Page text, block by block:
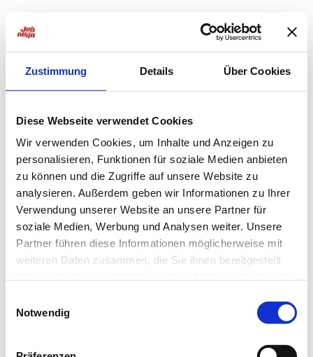
Zustimmung Details Über Cookies
Diese Webseite verwendet Cookies
Wir verwenden Cookies, um Inhalte und Anzeigen zu
personalisieren, Funktionen für soziale Medien anbieten
zu können und die Zugriffe auf unsere Website zu
analysieren. Außerdem geben wir Informationen zu Ihrer
Verwendung unserer Website an unsere Partner für
soziale Medien, Werbung und Analysen weiter. Unsere
Partner führen diese Informationen möglicherweise mit
weiteren Daten zusammen, die Sie ihnen bereitgestellt
Notwendig
loadingjobninja.com
for more